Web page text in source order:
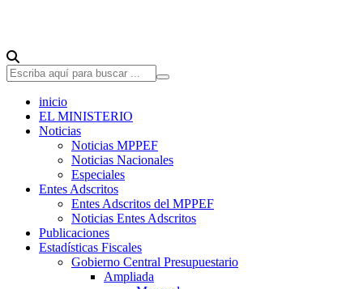
inicio
EL MINISTERIO
Noticias
Noticias MPPEF
Noticias Nacionales
Especiales
Entes Adscritos
Entes Adscritos del MPPEF
Noticias Entes Adscritos
Publicaciones
Estadísticas Fiscales
Gobierno Central Presupuestario
Ampliada